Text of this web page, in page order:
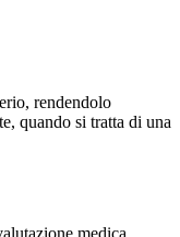
rendendolo
quando si tratta di una